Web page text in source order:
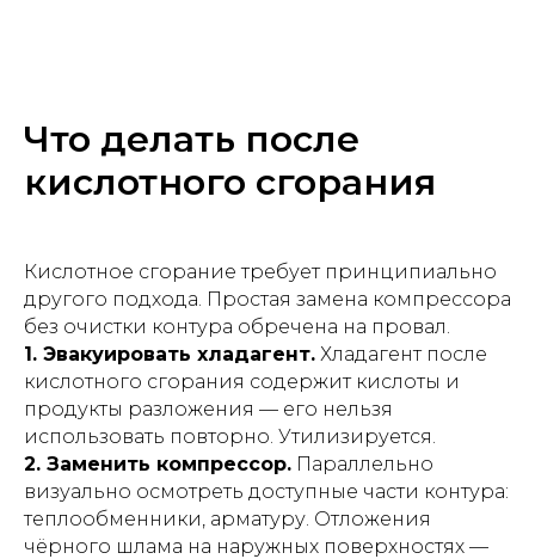
Что делать после
кислотного сгорания
Кислотное сгорание требует принципиально
другого подхода. Простая замена компрессора
без очистки контура обречена на провал.
1. Эвакуировать хладагент. Хладагент после
кислотного сгорания содержит кислоты и
продукты разложения — его нельзя
использовать повторно. Утилизируется.
2. Заменить компрессор. Параллельно
визуально осмотреть доступные части контура:
теплообменники, арматуру. Отложения
чёрного шлама на наружных поверхностях —